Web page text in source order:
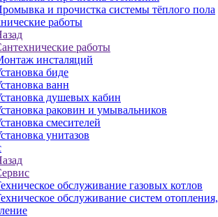
и прочистка системы тёплого пола
работы
работы
инсталяций
биде
ванн
душевых кабин
раковин и умывальников
смесителей
унитазов
обслуживание газовых котлов
обслуживание систем